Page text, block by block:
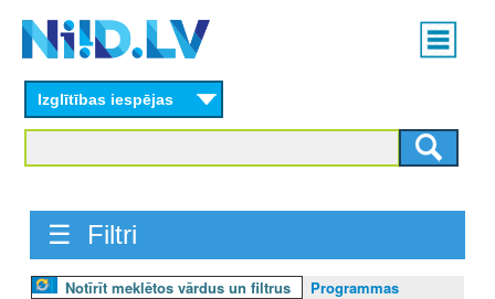
content
Main
menu
Izglītības iespējas
☰ Filtri
Notīrīt meklētos vārdus un filtrus
Programmas